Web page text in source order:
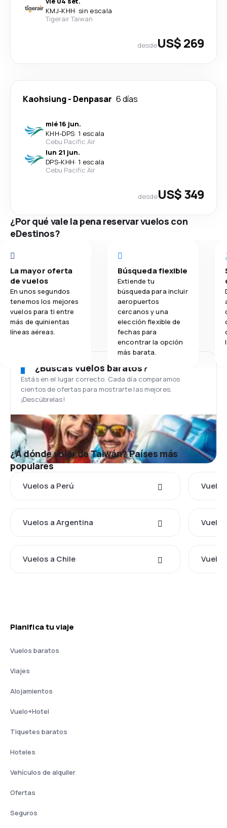
KMJ-KHH· sin escala
Tigerair Taiwan
desdeUS$ 269
Kaohsiung- Denpasar 6 días
mié 16 jun.
KHH-DPS· 1 escala
Cebu Pacific Air
lun 21 jun.
DPS-KHH· 1 escala
Cebu Pacific Air
desdeUS$ 349
¿Por qué vale la pena reservar vuelos con
eDestinos?
La mayor oferta
de vuelos
En unos segundos
tenemos los mejores
vuelos para ti entre
más de quinientas
líneas aéreas.
Búsqueda flexible
Extiende tu
búsqueda para incluir
aeropuertos
cercanos y una
elección flexible de
fechas para
encontrar la opción
más barata.
¿Buscas vuelos baratos?
Estás en el lugar correcto. Cada día comparamos
cientos de ofertas para mostrarte las mejores.
¡Descúbrelas!
¿A dónde volar de Taiwán? Países más
populares
Vuelos a Perú
Vuelos a Argentina
Vuelos a Chile
Planifica tu viaje
Vuelos baratos
Viajes
Alojamientos
Vuelo+Hotel
Tiquetes baratos
Hoteles
Vehículos de alquiler
Ofertas
Seguros